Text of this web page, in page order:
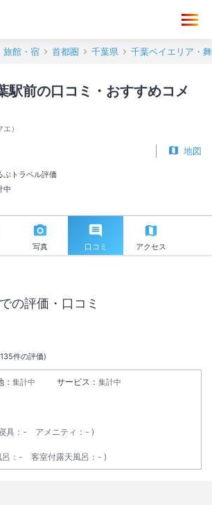
旅館・宿 首都圏 千葉県 千葉ベイエリア・
駅前の口コミ・おすすめコメ
エ ）
地図
ぶトラベル評価
中
写真 口コミ アクセス
の評価・口コミ
135件の評価)
： 集計中 サービス： 集計中
具 ： - アメニティ ： -
： - 客室付露天風呂 ： -